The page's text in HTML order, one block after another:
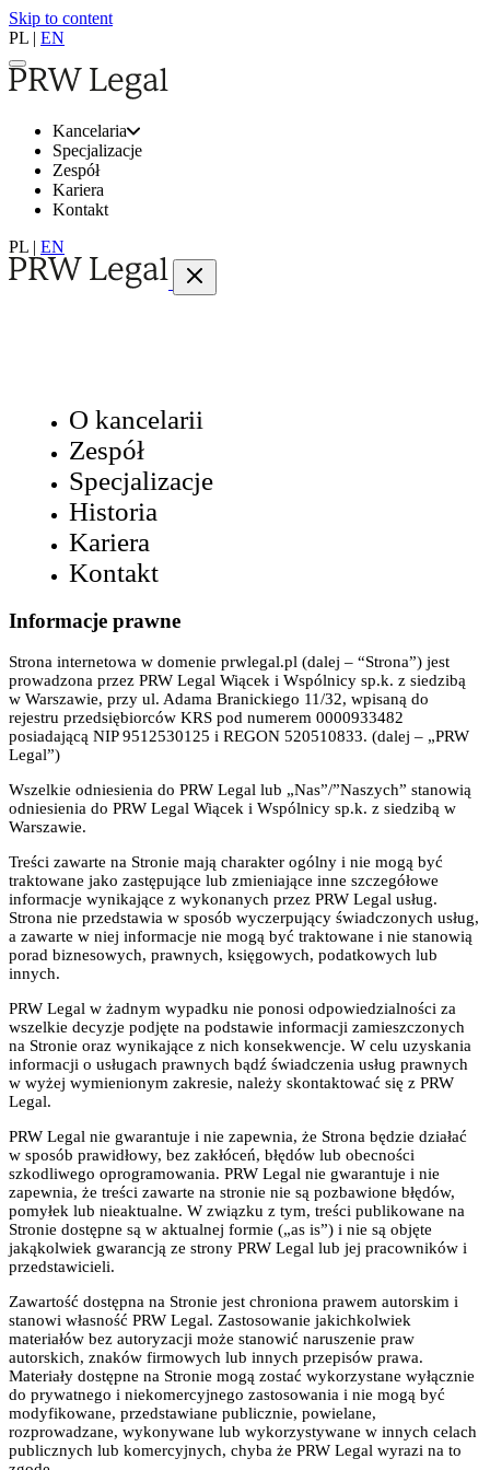
Skip to content
PL | EN
Kancelaria
Specjalizacje
Zespół
Kariera
Kontakt
PL | EN
O kancelarii
Zespół
Specjalizacje
Historia
Kariera
Kontakt
Informacje prawne
Strona internetowa w domenie prwlegal.pl (dalej – “Strona”) jest
prowadzona przez PRW Legal Wiącek i Wspólnicy sp.k. z siedzibą
w Warszawie, przy ul. Adama Branickiego 11/32, wpisaną do
rejestru przedsiębiorców KRS pod numerem 0000933482
posiadającą NIP 9512530125 i REGON 520510833. (dalej – „PRW
Legal”)
Wszelkie odniesienia do PRW Legal lub „Nas”/”Naszych” stanowią
odniesienia do PRW Legal Wiącek i Wspólnicy sp.k. z siedzibą w
Warszawie.
Treści zawarte na Stronie mają charakter ogólny i nie mogą być
traktowane jako zastępujące lub zmieniające inne szczegółowe
informacje wynikające z wykonanych przez PRW Legal usług.
Strona nie przedstawia w sposób wyczerpujący świadczonych usług,
a zawarte w niej informacje nie mogą być traktowane i nie stanowią
porad biznesowych, prawnych, księgowych, podatkowych lub
innych.
PRW Legal w żadnym wypadku nie ponosi odpowiedzialności za
wszelkie decyzje podjęte na podstawie informacji zamieszczonych
na Stronie oraz wynikające z nich konsekwencje. W celu uzyskania
informacji o usługach prawnych bądź świadczenia usług prawnych
w wyżej wymienionym zakresie, należy skontaktować się z PRW
Legal.
PRW Legal nie gwarantuje i nie zapewnia, że Strona będzie działać
w sposób prawidłowy, bez zakłóceń, błędów lub obecności
szkodliwego oprogramowania. PRW Legal nie gwarantuje i nie
zapewnia, że treści zawarte na stronie nie są pozbawione błędów,
pomyłek lub nieaktualne. W związku z tym, treści publikowane na
Stronie dostępne są w aktualnej formie („as is”) i nie są objęte
jakąkolwiek gwarancją ze strony PRW Legal lub jej pracowników i
przedstawicieli.
Zawartość dostępna na Stronie jest chroniona prawem autorskim i
stanowi własność PRW Legal. Zastosowanie jakichkolwiek
materiałów bez autoryzacji może stanowić naruszenie praw
autorskich, znaków firmowych lub innych przepisów prawa.
Materiały dostępne na Stronie mogą zostać wykorzystane wyłącznie
do prywatnego i niekomercyjnego zastosowania i nie mogą być
modyfikowane, przedstawiane publicznie, powielane,
rozprowadzane, wykonywane lub wykorzystywane w innych celach
publicznych lub komercyjnych, chyba że PRW Legal wyrazi na to